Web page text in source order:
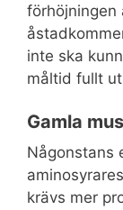
förhöjningen
inte ska
måltid fullt
Gamla
Någonstans
krävs mer